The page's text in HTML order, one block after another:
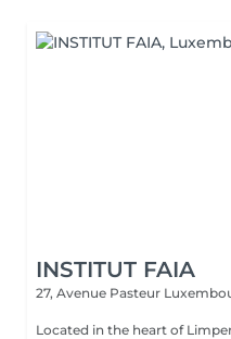
INSTITUT FAIA
27, Avenue Pasteur
Located in the heart of